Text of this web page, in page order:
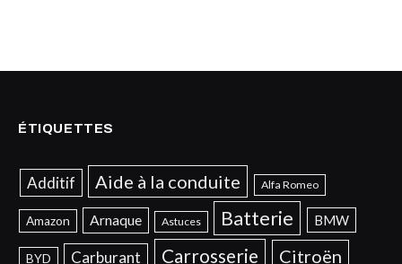
ÉTIQUETTES
Additif Aide à la conduite Alfa Romeo
Amazon Arnaque Astuces Batterie BMW
BYD Carburant Carrosserie Citroën